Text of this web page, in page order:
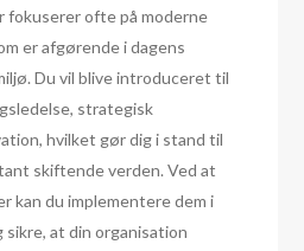
fokuserer ofte på moderne
er afgørende i dagens
Du vil blive introduceret til
strategisk
hvilket gør dig i stand til
skiftende verden. Ved at
kan du implementere dem i
sikre, at din organisation